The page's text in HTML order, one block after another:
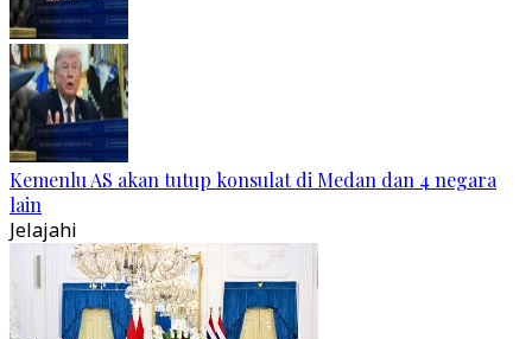
Kemenlu AS akan tutup konsulat di Medan dan 4 negara
lain
Jelajahi